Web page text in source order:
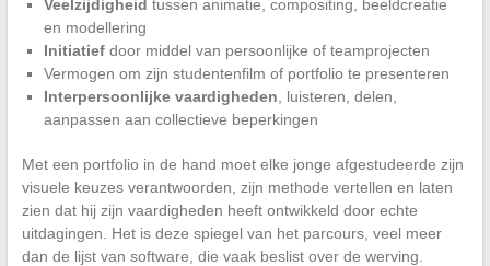
Veelzijdigheid tussen animatie, compositing, beeldcreatie
en modellering
Initiatiefdoor middel van persoonlijke of teamprojecten
Vermogen om zijn studentenfilm of portfolio te presenteren
Interpersoonlijke vaardigheden , luisteren, delen,
aanpassen aan collectieve beperkingen
Met een portfolio in de hand moet elke jonge afgestudeerde zijn
visuele keuzes verantwoorden, zijn methode vertellen en laten
zien dat hij zijn vaardigheden heeft ontwikkeld door echte
uitdagingen. Het is deze spiegel van het parcours, veel meer
dan de lijst van software, die vaak beslist over de werving.